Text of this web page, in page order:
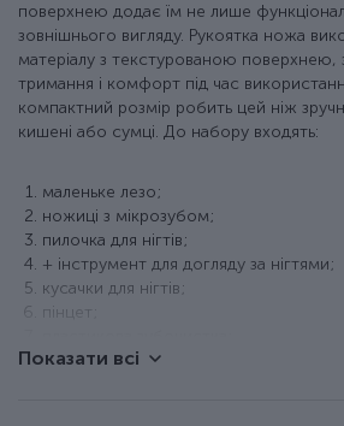
поверхнею додає їм не лише
зовнішнього вигляду. Рукоятка ножа
матеріалу з текстурованою поверхнею,
тримання і комфорт під час
компактний розмір робить цей ніж
кишені або сумці. До набору входять:
маленьке лезо;
ножиці з мікрозубом;
пилочка для нігтів;
+ інструмент для догляду за нігтями;
кусачки для нігтів;
пінцет;
кільце для ключів або темляка.
Показати всі